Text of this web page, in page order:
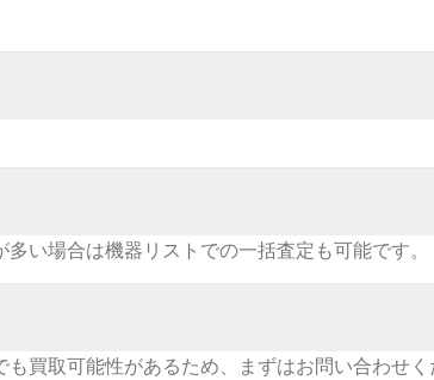
い場合は機器リストでの一括査定も可能です。
買取可能性があるため、まずはお問い合わせく